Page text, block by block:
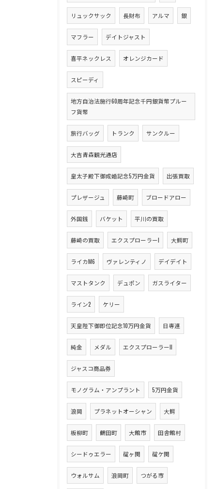
リュックサック 長財布 アルマ 銀
マフラー デイトジャスト
喜平ネックレス オレンジカード
スピーディ
地方自治法施行60周年記念千円銀貨幣プルー
フ貨幣
旅行バッグ トランク サンクルー
大吉青森観光通店
皇太子殿下御成婚記念5万円金貨 出張買取
プレザージュ 藤崎町 ブロードアロー
外国銭 バケット 平川の買取
藤崎の買取 エクスプローラーI 大鰐町
ライカM6 ヴァレンティノ デイデイト
マストタンク デュポン ガスライター
ライン2 ケリー
天皇陛下御即位記念10万円金貨 日専連
純金 メダル エクスプローラーII
ジャスコ商品券
モノグラム・アンプラント 5万円金貨
浪岡 プラネットオーシャン 大鰐
板柳町 鶴田町 大館市 田舎館村
シードゥエラー 碇ヶ関 碇ケ関
ウォルサム 浪岡町 つがる市